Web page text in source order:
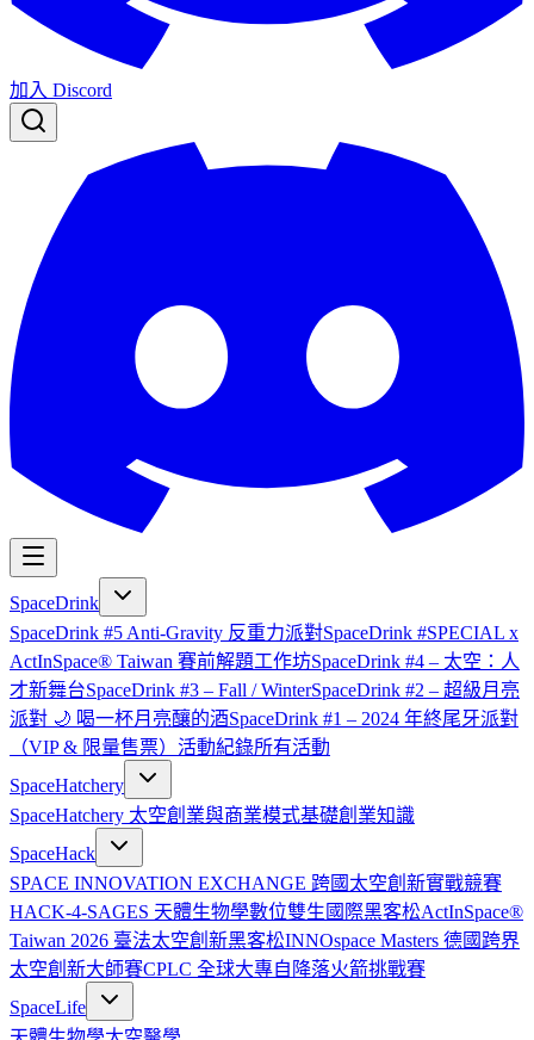
加入 Discord
SpaceDrink
SpaceDrink #5 Anti-Gravity 反重力派對SpaceDrink #SPECIAL x
ActInSpace® Taiwan 賽前解題工作坊SpaceDrink #4 – 太空：人
才新舞台SpaceDrink #3 – Fall / WinterSpaceDrink #2 – 超級月亮
派對 🌙 喝一杯月亮釀的酒SpaceDrink #1 – 2024 年終尾牙派對
（VIP & 限量售票） 活動紀錄所有活動
SpaceHatchery
SpaceHatchery 太空創業與商業模式基礎創業知識
SpaceHack
SPACE INNOVATION EXCHANGE 跨國太空創新實戰競賽
HACK-4-SAGES 天體生物學數位雙生國際黑客松ActInSpace®
Taiwan 2026 臺法太空創新黑客松INNOspace Masters 德國跨界
太空創新大師賽CPLC 全球大專自降落火箭挑戰賽
SpaceLife